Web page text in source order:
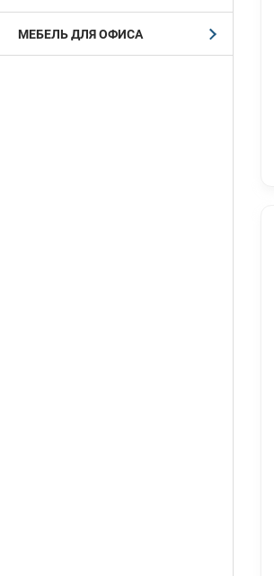
МЕБЕЛЬ ДЛЯ ОФИСА